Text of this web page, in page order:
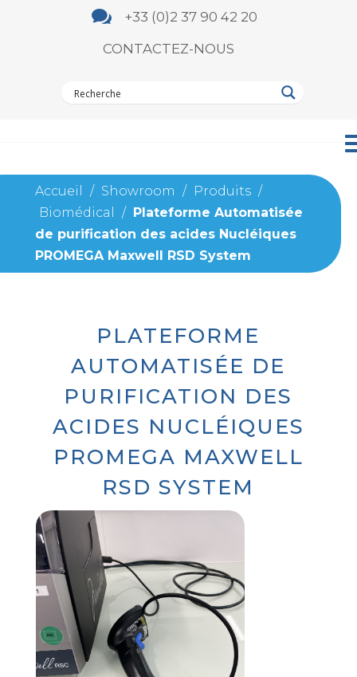

+33 (0)2 37 90 42 20
CONTACTEZ-NOUS
Accueil / Showroom / Produits /
Biomédical
/
Plateforme Automatisée
de purification des acides Nucléiques
PROMEGA Maxwell RSD System
PLATEFORME
AUTOMATISÉE DE
PURIFICATION DES
ACIDES NUCLÉIQUES
PROMEGA MAXWELL
RSD SYSTEM